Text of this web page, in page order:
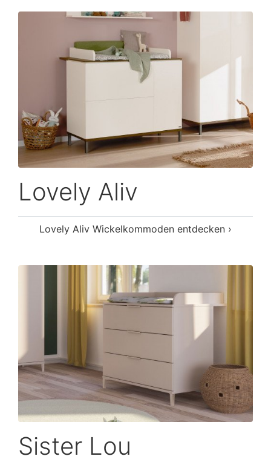
Lovely Aliv
Lovely Aliv Wickelkommoden entdecken ›
Sister Lou